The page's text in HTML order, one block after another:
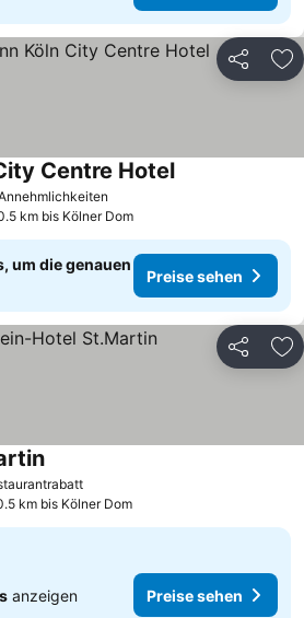
Teilen
Centre HotelPreise sehen
km bis Kölner Dom
um die genauen
Preise sehen
Teilen
Preise sehen
Preise sehen
km bis Kölner Dom
anzeigen Preise sehen